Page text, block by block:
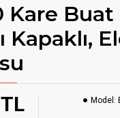
Kare
Kapaklı,
Model: